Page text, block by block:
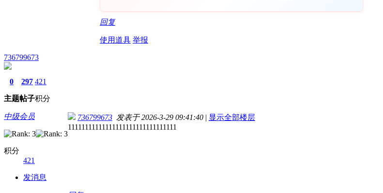
回复
使用道具 举报
736799673
0
主题
297
帖子
421
积分
中级会员
积分
421
发消息
736799673 发表于 2026-3-29 09:41:40 | 显示全部楼层
11111111111111111111111111111111